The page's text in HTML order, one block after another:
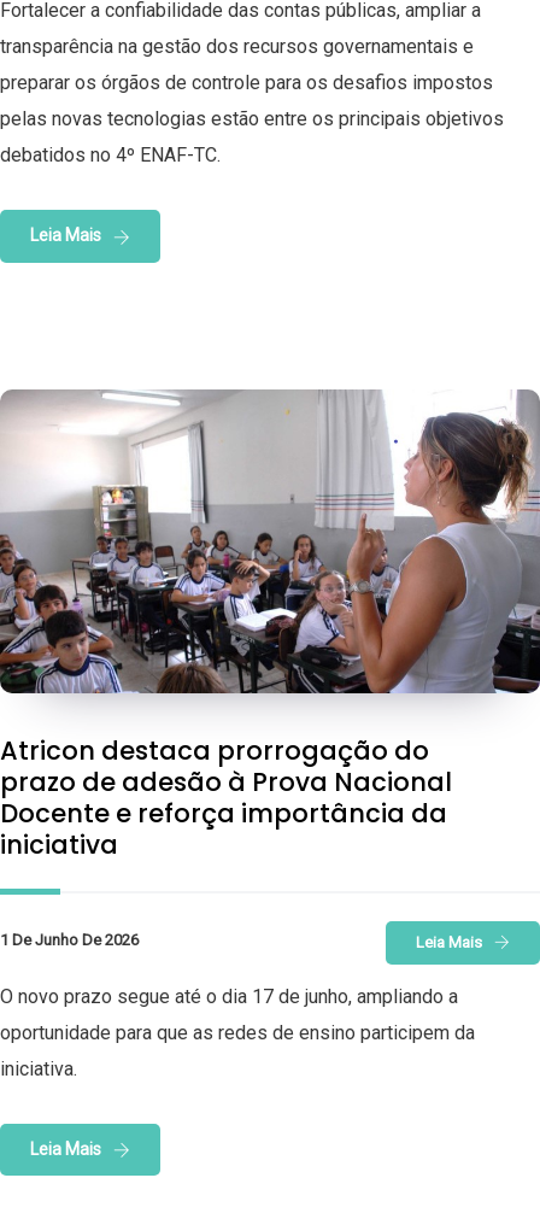
Fortalecer a confiabilidade das contas públicas, ampliar a
transparência na gestão dos recursos governamentais e
preparar os órgãos de controle para os desafios impostos
pelas novas tecnologias estão entre os principais objetivos
debatidos no 4º ENAF-TC.
Leia Mais
Atricon destaca prorrogação do
prazo de adesão à Prova Nacional
Docente e reforça importância da
iniciativa
1 De Junho De 2026 Leia Mais
O novo prazo segue até o dia 17 de junho, ampliando a
oportunidade para que as redes de ensino participem da
iniciativa.
Leia Mais